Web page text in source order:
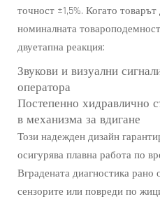
точност ±1,5%. Когато
номиналната
двуетапна реакция:
Звукови и визуални
оператора
Постепенно хидравлично
в механизма за вдигане
Този надежден дизайн
осигурява плавна работа по
Вградената диагностика рано
сензорите или повреди по